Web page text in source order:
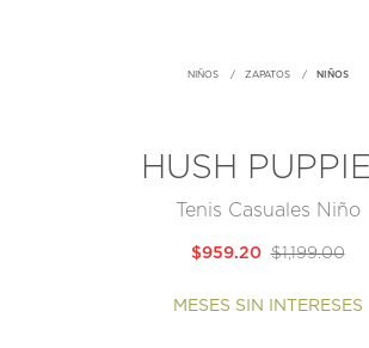
NIÑOS ZAPATOS NIÑOS
HUSH
Tenis Casuales Niño
$1,199.00
$959.20
MESES SIN INTERESES